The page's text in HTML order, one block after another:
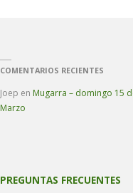
COMENTARIOS RECIENTES
Joep en Mugarra – domingo 15
Marzo
PREGUNTAS FRECUENTES